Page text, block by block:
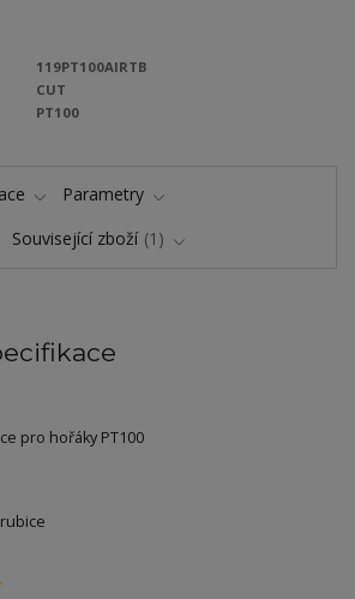
119PT100AIRTB
CUT
PT100
Parametry
Související zboží 1
pro hořáky PT100